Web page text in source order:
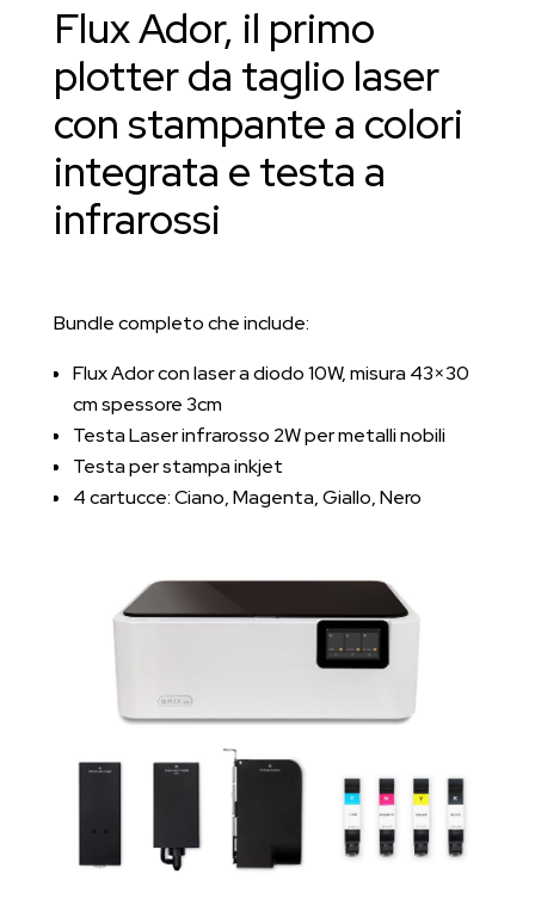
Flux Ador, il primo
plotter da taglio laser
con stampante a colori
integrata e testa a
infrarossi
Bundle completo che include:
Flux Ador con laser a diodo 10W, misura 43×30
cm spessore 3cm
Testa Laser infrarosso 2W per metalli nobili
Testa per stampa inkjet
4 cartucce: Ciano, Magenta, Giallo, Nero